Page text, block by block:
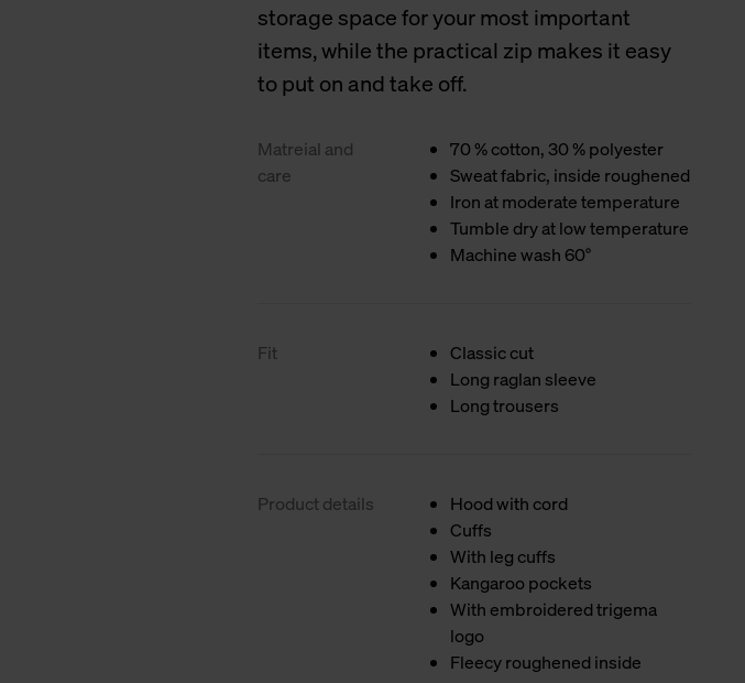
storage space for your most important
items, while the practical zip makes it easy
to put on and take off.
Matreial and
care
70 % cotton, 30 % polyester
Sweat fabric, inside roughened
Iron at moderate temperature
Tumble dry at low temperature
Machine wash 60°
Fit
Classic cut
Long raglan sleeve
Long trousers
Product details
Hood with cord
Cuffs
With leg cuffs
Kangaroo pockets
With embroidered trigema
logo
Fleecy roughened inside